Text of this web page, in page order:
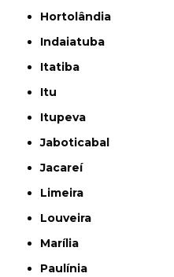
Hortolândia
Indaiatuba
Itatiba
Itu
Itupeva
Jaboticabal
Jacareí
Limeira
Louveira
Marília
Paulínia